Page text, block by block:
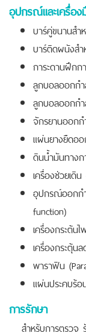
อุปกรณ์และเครื่อ
บาร์คู่ขนานสำ
บาร์ติดผนังส
การะดานฝึกก
ลูกบอลออกกำ
ลูกบอลออกกำ
จักรยานออกก
แผ่นยางยืดออ
ดินน้ำมันทาง
เครื่องช่วยเดิ
อุปกรณ์ออกก
function)
เครื่องกระต้น
เครื่องกระตุ้น
พาราฟิน
แผ่นประคบร้
การรักษา
สำหรับการตรวจ